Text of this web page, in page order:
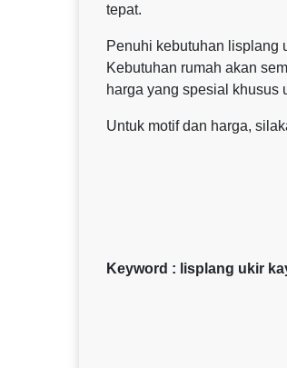
tepat.
Penuhi kebutuhan lisplang
Kebutuhan rumah akan
harga yang spesial khusus
Untuk motif dan harga,
Keyword : lisplang ukir